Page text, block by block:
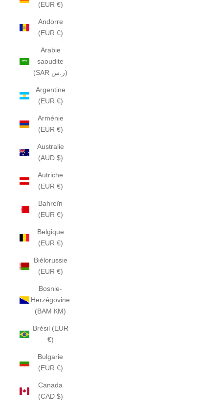
(EUR €)
Andorre
(EUR €)
Arabie
saoudite
(SAR ر.س)
Argentine
(EUR €)
Arménie
(EUR €)
Australie
(AUD $)
Autriche
(EUR €)
Bahreïn
(EUR €)
Belgique
(EUR €)
Biélorussie
(EUR €)
Bosnie-
Herzégovine
(BAM КМ)
Brésil (EUR
€)
Bulgarie
(EUR €)
Canada
(CAD $)